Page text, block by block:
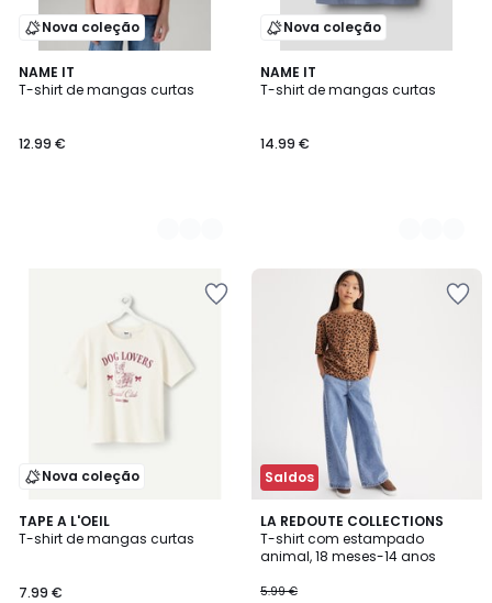
Nova coleção
NAME IT
T-shirt de mangas curtas
12.99 €
2
Cores
Nova coleção
NAME IT
T-shirt de mangas curtas
14.99 €
2
Cores
Nova coleção
TAPE A L'OEIL
T-shirt de mangas curtas
7.99 €
Saldos
LA REDOUTE COLLECTIONS
T-shirt com estampado
animal, 18 meses-14 anos
5.99 €
4,9
/ 5